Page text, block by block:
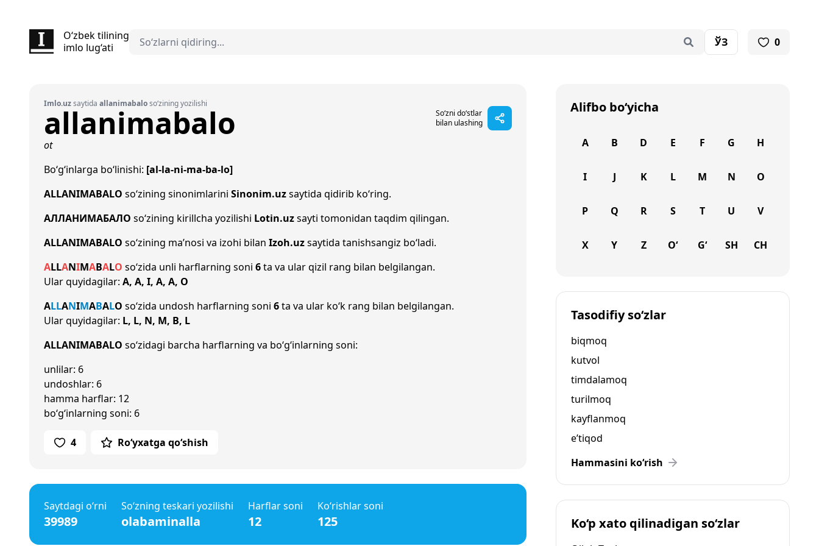
O‘zbek tilining
imlo lug‘ati
ЎЗ 0
Imlo.uzsaytida allanimabaloso‘zining yozilishi
allanimabalo
So‘zni do‘stlar
bilan ulashing
ot
Bo‘g‘inlarga bo‘linishi: [al-la-ni-ma-ba-lo]
ALLANIMABALO so‘zining sinonimlarini Sinonim.uzsaytida qidirib ko‘ring.
АЛЛАНИМАБАЛО so‘zining kirillcha yozilishi Lotin.uzsayti tomonidan taqdim qilingan.
ALLANIMABALO so‘zining ma’nosi va izohi bilan Izoh.uzsaytida tanishsangiz bo‘ladi.
ALLANIMABALO so‘zida unli harflarning soni 6ta va ular qizil rang bilan belgilangan.
Ular quyidagilar: A, A, I, A, A, O
ALLANIMABALO so‘zida undosh harflarning soni 6ta va ular ko‘k rang bilan belgilangan.
Ular quyidagilar: L, L, N, M, B, L
ALLANIMABALO so‘zidagi barcha harflarning va bo‘g‘inlarning soni:
unlilar: 6
undoshlar: 6
hamma harflar: 12
bo‘g‘inlarning soni: 6
4 Ro‘yxatga qo‘shish
Saytdagi o‘rni
39989
So‘zning teskari yozilishi
olabaminalla
Harflar soni
12
Ko‘rishlar soni
125
Alifbo bo‘yicha
A B D E F G H
I J K L M N O
P Q R S T U V
X Y Z O‘ G‘ SH CH
Tasodifiy so‘zlar
biqmoq
kutvol
timdalamoq
turilmoq
kayflanmoq
e’tiqod
Hammasini ko‘rish
Ko‘p xato qilinadigan so‘zlar